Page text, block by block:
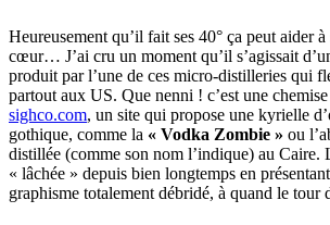
Heureusement qu’il fait ses 40° ça peut aider
cœur… J’ai cru un moment qu’il s’agissait
produit par l’une de ces micro-distilleries qui
partout aux US. Que nenni ! c’est une
sighco.com, un site qui propose une kyrielle
gothique, comme la « Vodka Zombie » ou
distillée (comme son nom l’indique) au Caire.
« lâchée » depuis bien longtemps en
graphisme totalement débridé, à quand le tour